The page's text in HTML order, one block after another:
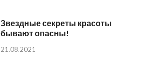
Звездные секреты красоты
бывают опасны!
21.08.2021